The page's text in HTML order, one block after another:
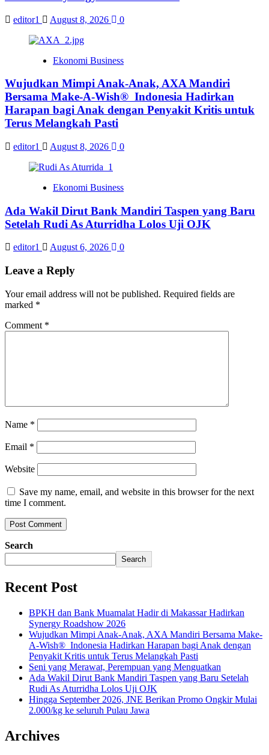
editor1 August 8, 2026 0
Ekonomi Business
Wujudkan Mimpi Anak-Anak, AXA Mandiri
Bersama Make-A-Wish® Indonesia Hadirkan
Harapan bagi Anak dengan Penyakit Kritis untuk
Terus Melangkah Pasti
editor1 August 8, 2026 0
Ekonomi Business
Ada Wakil Dirut Bank Mandiri Taspen yang Baru
Setelah Rudi As Aturridha Lolos Uji OJK
editor1 August 6, 2026 0
Leave a Reply
Your email address will not be published. Required fields are
marked *
Comment *
Name *
Email *
Website
Save my name, email, and website in this browser for the next
time I comment.
Search
Search
Recent Post
BPKH dan Bank Muamalat Hadir di Makassar Hadirkan
Synergy Roadshow 2026
Wujudkan Mimpi Anak-Anak, AXA Mandiri Bersama Make-
A-Wish® Indonesia Hadirkan Harapan bagi Anak dengan
Penyakit Kritis untuk Terus Melangkah Pasti
Seni yang Merawat, Perempuan yang Menguatkan
Ada Wakil Dirut Bank Mandiri Taspen yang Baru Setelah
Rudi As Aturridha Lolos Uji OJK
Hingga September 2026, JNE Berikan Promo Ongkir Mulai
2.000/kg ke seluruh Pulau Jawa
Archives